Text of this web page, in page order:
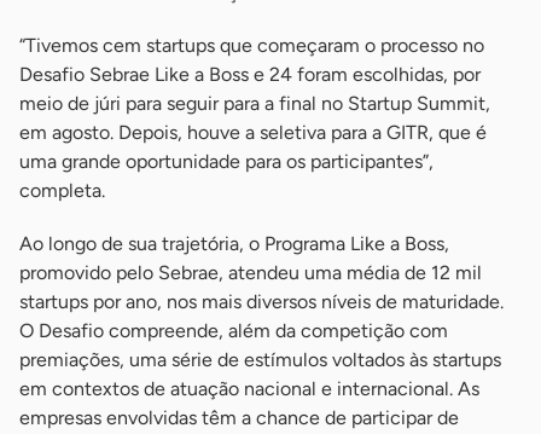
“Tivemos cem startups que começaram o processo no
Desafio Sebrae Like a Boss e 24 foram escolhidas, por
meio de júri para seguir para a final no Startup Summit,
em agosto. Depois, houve a seletiva para a GITR, que é
uma grande oportunidade para os participantes”,
completa.
Ao longo de sua trajetória, o Programa Like a Boss,
promovido pelo Sebrae, atendeu uma média de 12 mil
startups por ano, nos mais diversos níveis de maturidade.
O Desafio compreende, além da competição com
premiações, uma série de estímulos voltados às startups
em contextos de atuação nacional e internacional. As
empresas envolvidas têm a chance de participar de